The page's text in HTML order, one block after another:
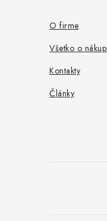
O firme
Všetko o
Kontakty
Články